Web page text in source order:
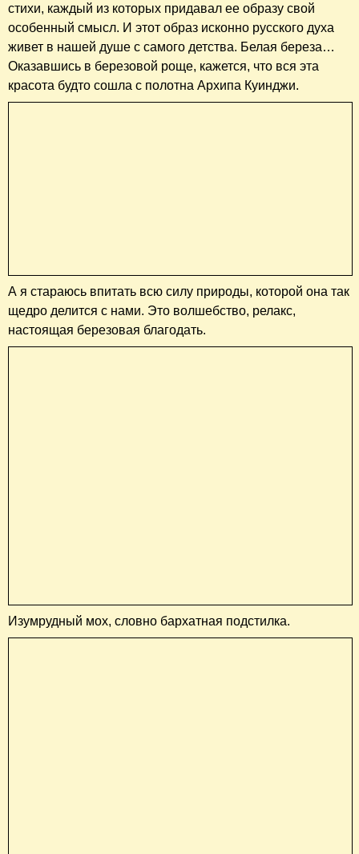
стихи, каждый из которых придавал ее образу свой
особенный смысл. И этот образ исконно русского духа
живет в нашей душе с самого детства. Белая береза…
Оказавшись в березовой роще, кажется, что вся эта
красота будто сошла с полотна Архипа Куинджи.
А я стараюсь впитать всю силу природы, которой она так
щедро делится с нами. Это волшебство, релакс,
настоящая березовая благодать.
Изумрудный мох, словно бархатная подстилка.